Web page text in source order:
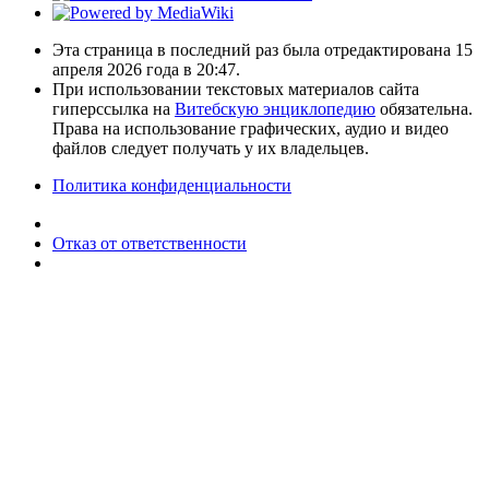
Эта страница в последний раз была отредактирована 15
апреля 2026 года в 20:47.
При использовании текстовых материалов сайта
гиперссылка на Витебскую энциклопедию обязательна.
Права на использование графических, аудио и видео
файлов следует получать у их владельцев.
Политика конфиденциальности
Отказ от ответственности